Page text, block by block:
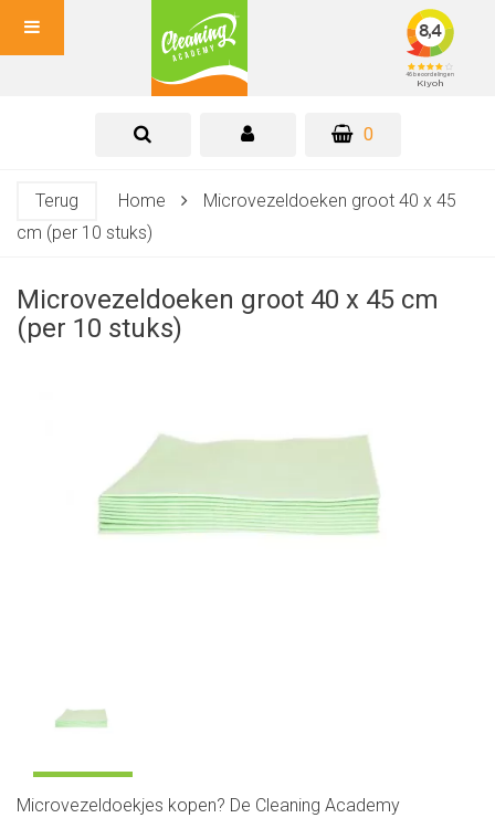
0
Terug Home
Microvezeldoeken groot 40 x 45
cm (per 10 stuks)
Microvezeldoeken groot 40 x 45 cm
(per 10 stuks)
Microvezeldoekjes kopen? De Cleaning Academy